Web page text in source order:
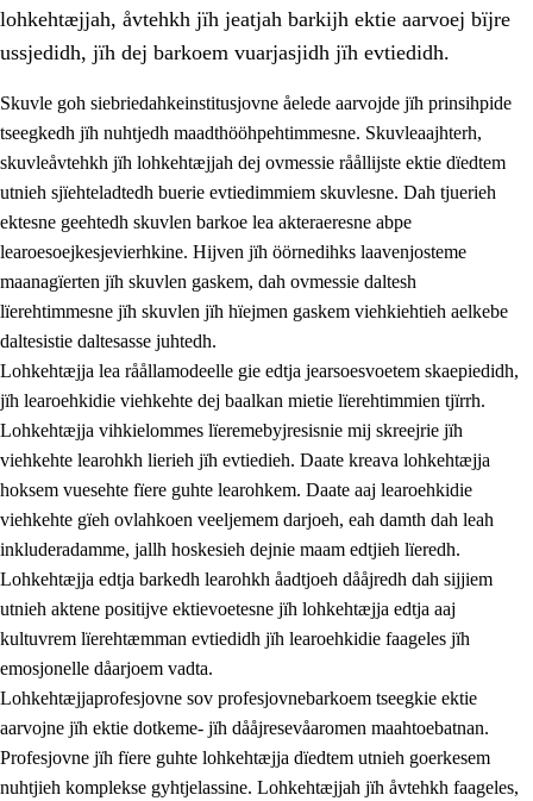
3. Prinsihph skuvlen rïektesisnie
3.1 Feerhmeles lïeremebyjrese
3.2 Ööhpehtimmie jïh sjïehtedamme lïerehtimmie
3.3 Gåetie jïh skuvle laavenjostoeh
3.4 Lïerehtimmie learoesïeltesne jïh barkoejielemisnie
3.5 Profesjonsektievoete jïh skuvleevtiedimmie
lohkehtæjjah, åvtehkh jïh jeatjah barkijh ektie aarvoej bïjre
ussjedidh, jïh dej barkoem vuarjasjidh jïh evtiedidh.
Skuvle goh siebriedahkeinstitusjovne åelede aarvojde jïh prinsihpide
tseegkedh jïh nuhtjedh maadthööhpehtimmesne. Skuvleaajhterh,
skuvleåvtehkh jïh lohkehtæjjah dej ovmessie råållijste ektie dïedtem
utnieh sjïehteladtedh buerie evtiedimmiem skuvlesne. Dah tjuerieh
ektesne geehtedh skuvlen barkoe lea akteraeresne abpe
learoesoejkesjevierhkine. Hijven jïh öörnedihks laavenjosteme
maanagïerten jïh skuvlen gaskem, dah ovmessie daltesh
lïerehtimmesne jïh skuvlen jïh hïejmen gaskem viehkiehtieh aelkebe
daltesistie daltesasse juhtedh.
Lohkehtæjja lea råållamodeelle gie edtja jearsoesvoetem skaepiedidh,
jïh learoehkidie viehkehte dej baalkan mietie lïerehtimmien tjïrrh.
Lohkehtæjja vihkielommes lïeremebyjresisnie mij skreejrie jïh
viehkehte learohkh lierieh jïh evtiedieh. Daate kreava lohkehtæjja
hoksem vuesehte fïere guhte learohkem. Daate aaj learoehkidie
viehkehte gïeh ovlahkoen veeljemem darjoeh, eah damth dah leah
inkluderadamme, jallh hoskesieh dejnie maam edtjieh lïeredh.
Lohkehtæjja edtja barkedh learohkh åadtjoeh dååjredh dah sijjiem
utnieh aktene positijve ektievoetesne jïh lohkehtæjja edtja aaj
kultuvrem lïerehtæmman evtiedidh jïh learoehkidie faageles jïh
emosjonelle dåarjoem vadta.
Lohkehtæjjaprofesjovne sov profesjovnebarkoem tseegkie ektie
aarvojne jïh ektie dotkeme- jïh dååjresevåaromen maahtoebatnan.
Profesjovne jïh fïere guhte lohkehtæjja dïedtem utnieh goerkesem
nuhtjieh komplekse gyhtjelassine. Lohkehtæjjah jïh åvtehkh faageles,